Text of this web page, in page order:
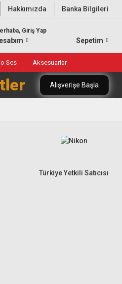
Hakkımızda Banka Bilgileri
Giriş Yap
Sepetim
Ses Aksesuarlar
Alışverişe Başla
Türkiye Yetkili Satıcısı